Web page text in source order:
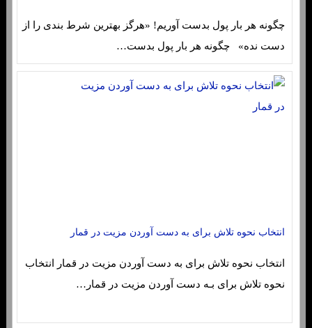
چگونه هر بار پول بدست آوریم! «هرگز بهترین شرط بندی را از
دست نده» چگونه هر بار پول بدست…
انتخاب نحوه تلاش برای به دست آوردن مزیت در قمار
انتخاب نحوه تلاش برای به دست آوردن مزیت در قمار انتخاب
نحوه تلاش برای بـه دست آوردن مزیت در قمار…